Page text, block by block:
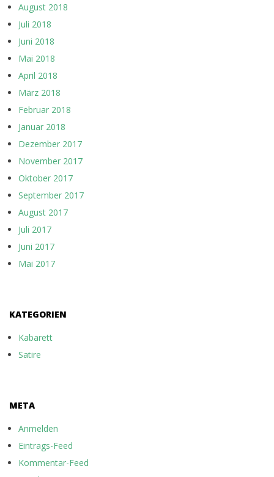
August 2018
Juli 2018
Juni 2018
Mai 2018
April 2018
März 2018
Februar 2018
Januar 2018
Dezember 2017
November 2017
Oktober 2017
September 2017
August 2017
Juli 2017
Juni 2017
Mai 2017
KATEGORIEN
Kabarett
Satire
META
Anmelden
Eintrags-Feed
Kommentar-Feed